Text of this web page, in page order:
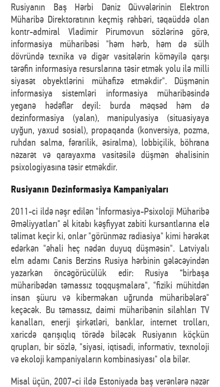
Rusiyanın Baş Hərbi Dəniz Qüvvələrinin Elektron
Müharibə Direktoratının keçmiş rəhbəri, təqaüddə olan
kontr-admiral Vladimir Pirumovun sözlərinə görə,
informasiya müharibəsi "həm hərb, həm də sülh
dövründə texnika və digər vasitələrin köməyilə qarşı
tərəfin informasiya resurslarına təsir etmək yolu ilə milli
siyasət obyektlərini mühafizə etməkdir". Düşmənin
informasiya sistemləri informasiya müharibəsində
yeganə hədəflər deyil: burda məqsəd həm də
dezinformasiya (yalan), manipulyasiya (situasiyaya
uyğun, yaxud sosial), propaqanda (konversiya, pozma,
ruhdan salma, fərarilik, əsiralma), lobbiçilik, böhrana
nəzarət və qarayaxma vasitəsilə düşmən əhalisinin
psixologiyasına təsir etməkdir.
Rusiyanın Dezinformasiya Kampaniyaları
2011-ci ildə nəşr edilən "İnformasiya-Psixoloji Müharibə
Əməliyyatları" əl kitabı kəşfiyyat zabiti kursantlarına elə
təlimat keçir ki, onlar "görünməz radiasiya" kimi hərəkət
edərkən "əhali heç nədən duyuq düşməsin". Latviyalı
elm adamı Canis Berzins Rusiya hərbinin gələcəyindən
yazarkən öncəgörücülük edir: Rusiya “birbaşa
müharibədən təmassız toqquşmalara", "fiziki mühitdən
insan şüuru və kiberməkan uğrunda müharibələrə"
keçəcək. Bu təmassız, daimi müharibənin silahları TV
kanalları, enerji şirkətləri, banklar, internet trolları,
xaricdə qarışıqlıq törədə biləcək Rusiyanın köçkün
qrupları, bir sözlə, "siyasi, iqtisadi, informativ, texnoloji
və ekoloji kampaniyaların kombinasiyası" ola bilər.
Misal üçün, 2007-ci ildə Estoniyada baş verənlərə nəzər